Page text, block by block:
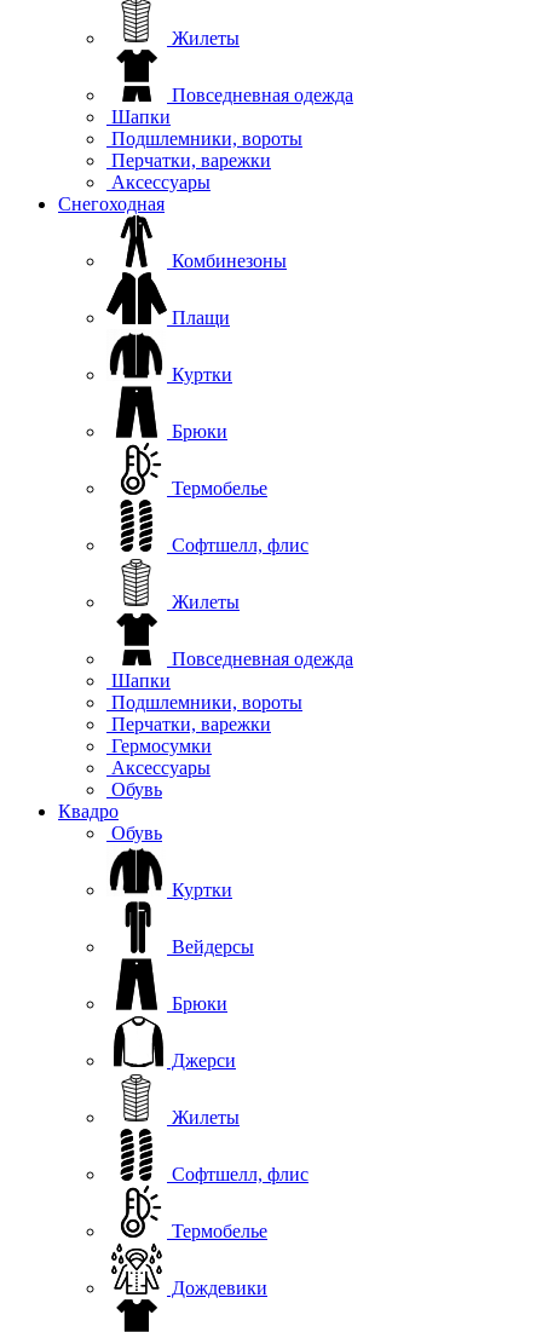
Жилеты
Повседневная одежда
Шапки
Подшлемники, вороты
Перчатки, варежки
Аксессуары
Снегоходная
Комбинезоны
Плащи
Куртки
Брюки
Термобелье
Софтшелл, флис
Жилеты
Повседневная одежда
Шапки
Подшлемники, вороты
Перчатки, варежки
Гермосумки
Аксессуары
Обувь
Квадро
Обувь
Куртки
Вейдерсы
Брюки
Джерси
Жилеты
Софтшелл, флис
Термобелье
Дождевики